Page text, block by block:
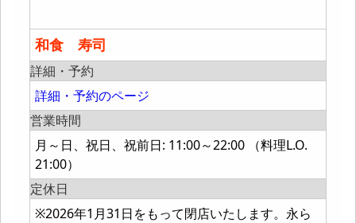
和食 寿司
詳細・予約
詳細・予約のページ
営業時間
月～日、祝日、祝前日: 11:00～22:00 （料理L.O.
21:00）
定休日
※2026年1月31日をもって閉店いたします。永ら